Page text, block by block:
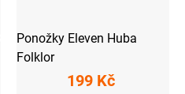
Ponožky Eleven Huba
Folklor
199 Kč